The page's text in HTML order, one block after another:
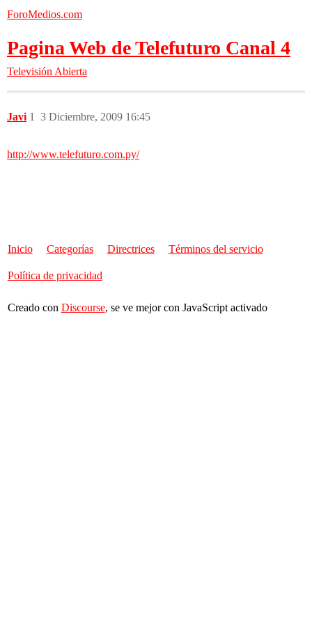
ForoMedios.com
Pagina Web de Telefuturo Canal 4
Televisión Abierta
Javi 3 Diciembre, 2009 16:45
1
http://www.telefuturo.com.py/
Inicio Categorías Directrices Términos del servicio
Política de privacidad
Creado con Discourse, se ve mejor con JavaScript activado